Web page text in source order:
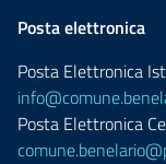
Posta elettronica
Posta Elettronica
Posta Elettronica